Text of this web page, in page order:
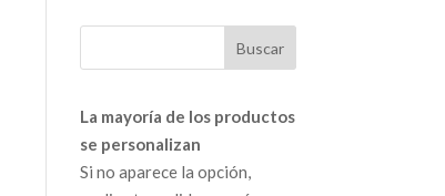
La mayoría de los productos
se personalizan
Si no aparece la opción,